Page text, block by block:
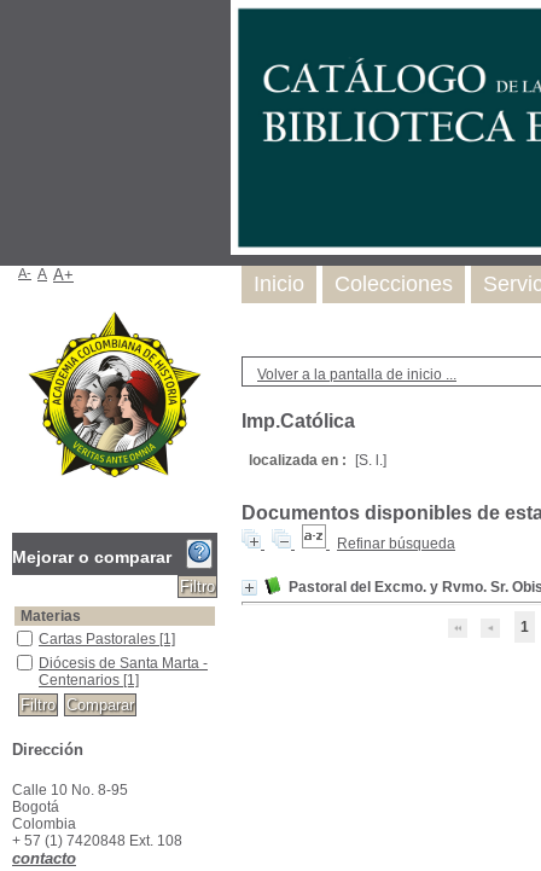
Volver a la pantalla de inicio ...
Imp.Católica
localizada en : [S. l.]
Documentos disponibles de
Refinar búsqueda
Pastoral del Excmo. y Rvmo. Sr.
1
Inicio Colecciones
A- A A+
Mejorar o comparar
Materias
Cartas Pastorales
Cartas Pastorales [1]
Diócesis de Santa Marta -Centenarios
Diócesis de Santa Marta -
Centenarios [1]
Dirección
Calle 10 No. 8-95
Bogotá
Colombia
+ 57 (1) 7420848 Ext. 108
contacto